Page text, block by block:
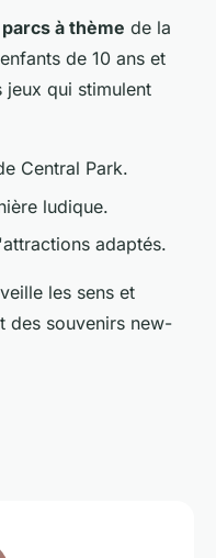
parcs à thème de la
de 10 ans et
jeux qui stimulent
Central Park.
ludique.
adaptés.
les sens et
des souvenirs new-